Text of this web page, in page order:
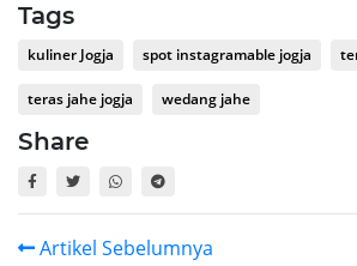
Tags
kuliner Jogja spot instagramable jogja
teras jahe jogja wedang jahe
Share
Artikel Sebelumnya